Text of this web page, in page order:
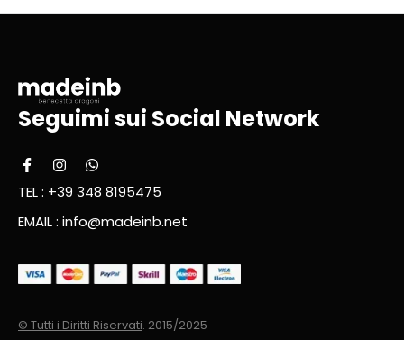
Seguimi sui Social Network
TEL : +39 348 8195475
EMAIL : info@madeinb.net
© Tutti i Diritti Riservati. 2015/2025